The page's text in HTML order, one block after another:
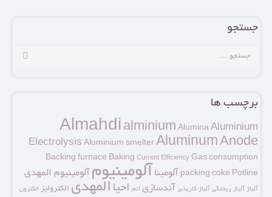
جستجو
برچسب ها
Almahdi alminium Alumina Aluminium
Electrolysis Aluminium smelter AluminumAnode
Backing furnace Baking Current Efficiency Gas consumption
packing coke Potline آلومینا آلومینیوم آلومینیوم المهدی
آلیاژ آلیاژ ریحتگی آلیاژ کارپذیر آندسازی اتم احیا المهدی الکترولیز الکترون